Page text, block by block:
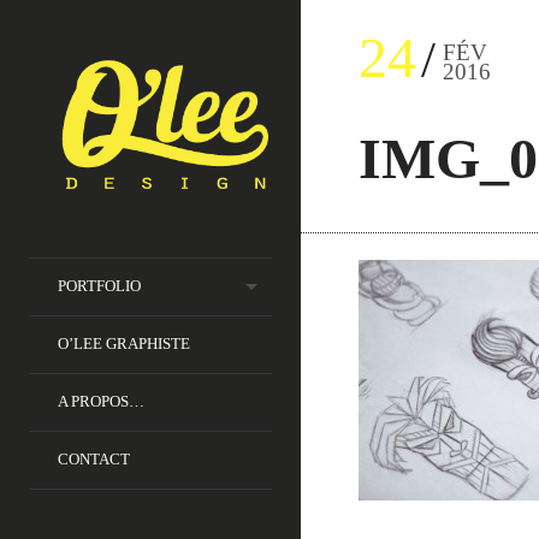
PORTFOLIO
O’LEE GRAPHISTE
A PROPOS…
CONTACT
24 FÉV
2016